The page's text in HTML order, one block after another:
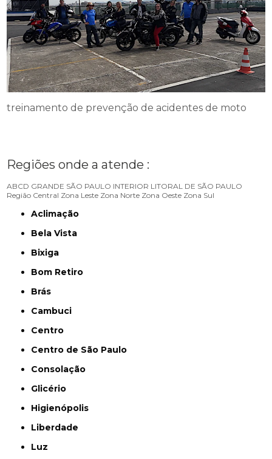
treinamento de prevenção de acidentes de moto
Regiões onde a atende :
ABCD GRANDE SÃO PAULO INTERIOR LITORAL DE SÃO PAULO
Região Central Zona Leste Zona Norte Zona Oeste Zona Sul
Aclimação
Bela Vista
Bixiga
Bom Retiro
Brás
Cambuci
Centro
Centro de São Paulo
Consolação
Glicério
Higienópolis
Liberdade
Luz